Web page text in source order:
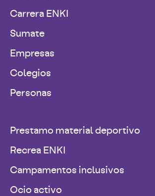
Carrera ENKI
Sumate
Empresas
Colegios
Personas
Prestamo material deportivo
Recrea ENKI
Campamentos inclusivos
Ocio activo